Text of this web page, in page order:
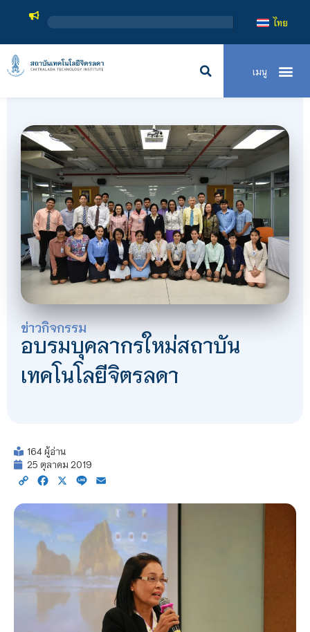
สถาบัน
ไทย
ข่าวกิจกรรม
อบรมบุคลากรใหม่สถาบัน
เทคโนโลยีจิตรลดา
164 ผู้อ่าน
25 ตุลาคม 2019
Copy Facebook
X Line